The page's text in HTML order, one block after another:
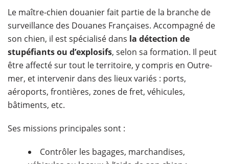
Le maître-chien douanier fait partie de la branche de
surveillance des Douanes Françaises. Accompagné de
son chien, il est spécialisé dans la détection de
stupéfiants ou d’explosifs, selon sa formation. Il peut
être affecté sur tout le territoire, y compris en Outre-
mer, et intervenir dans des lieux variés : ports,
aéroports, frontières, zones de fret, véhicules,
bâtiments, etc.
Ses missions principales sont :
Contrôler les bagages, marchandises,